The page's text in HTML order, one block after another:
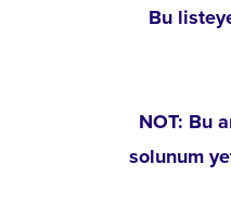
Bu
NOT: Bu
solunum